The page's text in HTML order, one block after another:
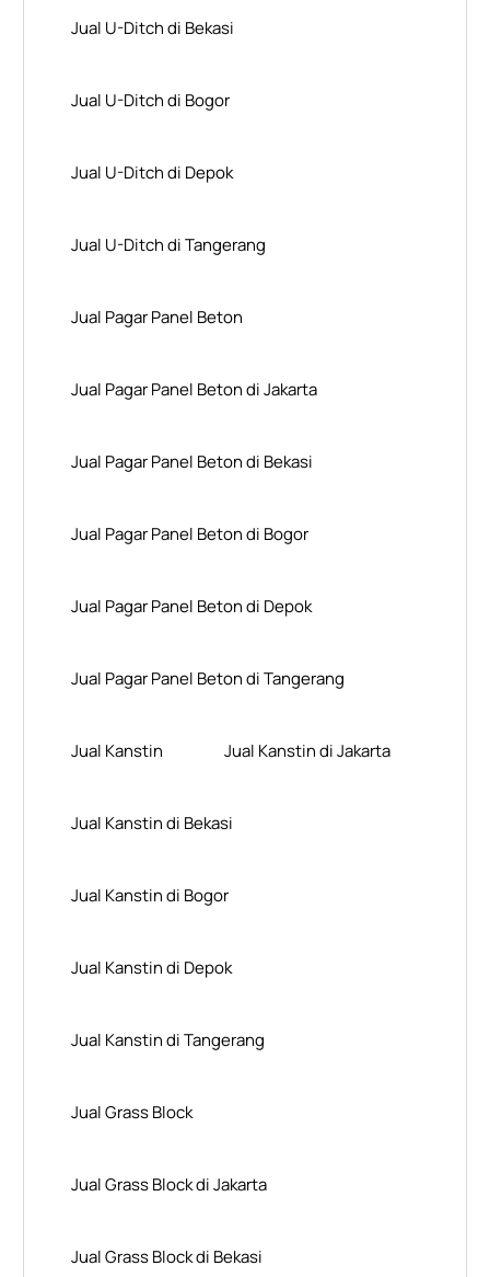
Jual U-Ditch di Bekasi
Jual U-Ditch di Bogor
Jual U-Ditch di Depok
Jual U-Ditch di Tangerang
Jual Pagar Panel Beton
Jual Pagar Panel Beton di Jakarta
Jual Pagar Panel Beton di Bekasi
Jual Pagar Panel Beton di Bogor
Jual Pagar Panel Beton di Depok
Jual Pagar Panel Beton di Tangerang
Jual Kanstin Jual Kanstin di Jakarta
Jual Kanstin di Bekasi
Jual Kanstin di Bogor
Jual Kanstin di Depok
Jual Kanstin di Tangerang
Jual Grass Block
Jual Grass Block di Jakarta
Jual Grass Block di Bekasi